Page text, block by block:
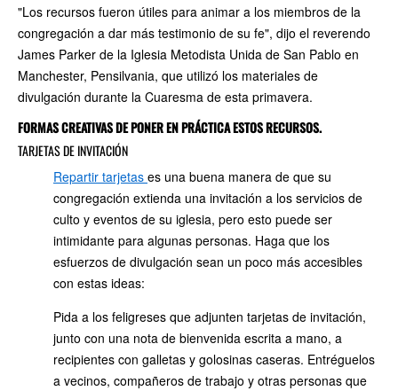
"Los recursos fueron útiles para animar a los miembros de la
congregación a dar más testimonio de su fe", dijo el reverendo
James Parker de la Iglesia Metodista Unida de San Pablo en
Manchester, Pensilvania, que utilizó los materiales de
divulgación durante la Cuaresma de esta primavera.
FORMAS CREATIVAS DE PONER EN PRÁCTICA ESTOS RECURSOS.
TARJETAS DE INVITACIÓN
Repartir tarjetas es una buena manera de que su
congregación extienda una invitación a los servicios de
culto y eventos de su iglesia, pero esto puede ser
intimidante para algunas personas. Haga que los
esfuerzos de divulgación sean un poco más accesibles
con estas ideas:
Pida a los feligreses que adjunten tarjetas de invitación,
junto con una nota de bienvenida escrita a mano, a
recipientes con galletas y golosinas caseras. Entréguelos
a vecinos, compañeros de trabajo y otras personas que